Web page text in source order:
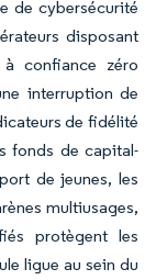
de cybersécurité
disposant
confiance zéro
interruption de
de fidélité
fonds de capital-
de jeunes, les
multiusages,
protègent les
ligue au sein du